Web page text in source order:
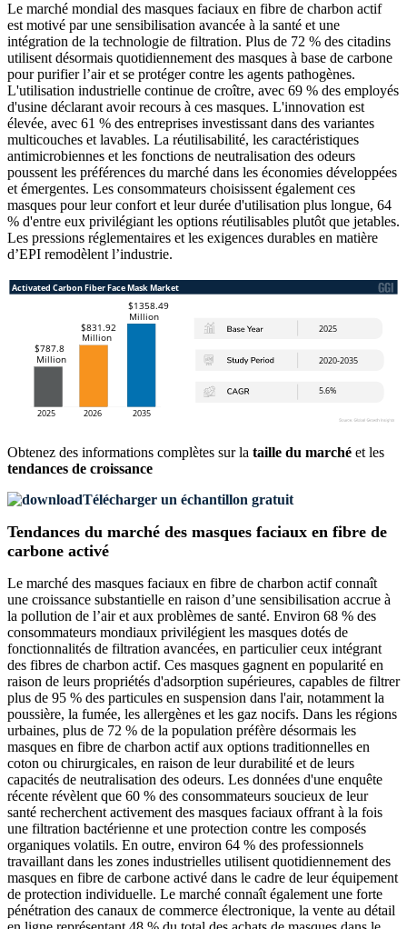
Le marché mondial des masques faciaux en fibre de charbon actif
est motivé par une sensibilisation avancée à la santé et une
intégration de la technologie de filtration. Plus de 72 % des citadins
utilisent désormais quotidiennement des masques à base de carbone
pour purifier l’air et se protéger contre les agents pathogènes.
L'utilisation industrielle continue de croître, avec 69 % des employés
d'usine déclarant avoir recours à ces masques. L'innovation est
élevée, avec 61 % des entreprises investissant dans des variantes
multicouches et lavables. La réutilisabilité, les caractéristiques
antimicrobiennes et les fonctions de neutralisation des odeurs
poussent les préférences du marché dans les économies développées
et émergentes. Les consommateurs choisissent également ces
masques pour leur confort et leur durée d'utilisation plus longue, 64
% d'entre eux privilégiant les options réutilisables plutôt que jetables.
Les pressions réglementaires et les exigences durables en matière
d’EPI remodèlent l’industrie.
Obtenez des informations complètes sur la taille du marché et les
tendances de croissance
Télécharger un échantillon gratuit
Tendances du marché des masques faciaux en fibre de
carbone activé
Le marché des masques faciaux en fibre de charbon actif connaît
une croissance substantielle en raison d’une sensibilisation accrue à
la pollution de l’air et aux problèmes de santé. Environ 68 % des
consommateurs mondiaux privilégient les masques dotés de
fonctionnalités de filtration avancées, en particulier ceux intégrant
des fibres de charbon actif. Ces masques gagnent en popularité en
raison de leurs propriétés d'adsorption supérieures, capables de filtrer
plus de 95 % des particules en suspension dans l'air, notamment la
poussière, la fumée, les allergènes et les gaz nocifs. Dans les régions
urbaines, plus de 72 % de la population préfère désormais les
masques en fibre de charbon actif aux options traditionnelles en
coton ou chirurgicales, en raison de leur durabilité et de leurs
capacités de neutralisation des odeurs. Les données d'une enquête
récente révèlent que 60 % des consommateurs soucieux de leur
santé recherchent activement des masques faciaux offrant à la fois
une filtration bactérienne et une protection contre les composés
organiques volatils. En outre, environ 64 % des professionnels
travaillant dans les zones industrielles utilisent quotidiennement des
masques en fibre de carbone activé dans le cadre de leur équipement
de protection individuelle. Le marché connaît également une forte
pénétration des canaux de commerce électronique, la vente au détail